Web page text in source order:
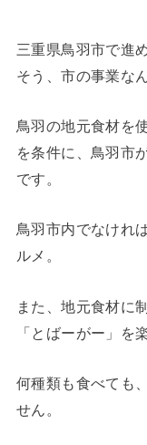
三重県鳥羽市で進
そう、市の事業な
鳥羽の地元食材を
を条件に、鳥羽市
です。
鳥羽市内でなけれ
ルメ。
また、地元食材に
「とばーがー」を
何種類も食べても
せん。